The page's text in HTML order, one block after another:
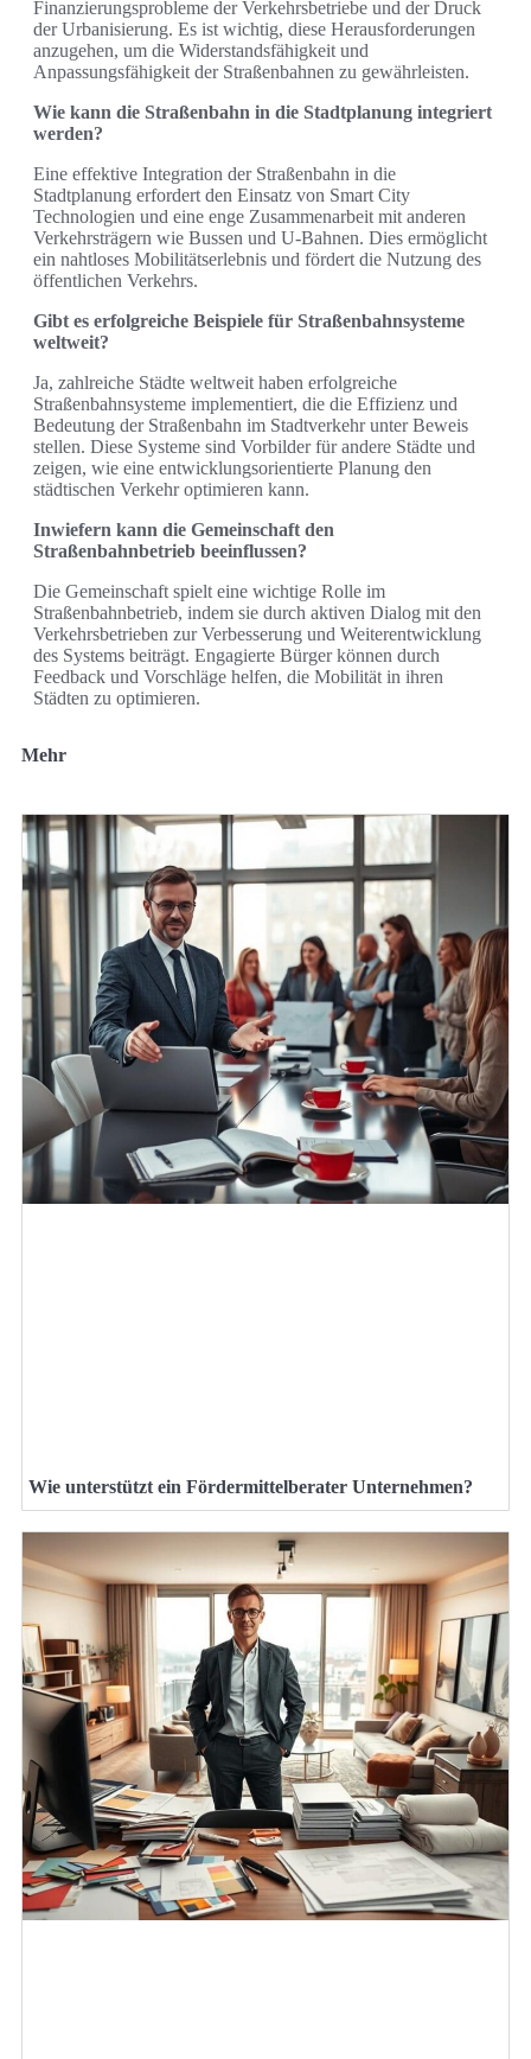
Finanzierungsprobleme der Verkehrsbetriebe und der Druck
der Urbanisierung. Es ist wichtig, diese Herausforderungen
anzugehen, um die Widerstandsfähigkeit und
Anpassungsfähigkeit der Straßenbahnen zu gewährleisten.
Wie kann die Straßenbahn in die Stadtplanung integriert
werden?
Eine effektive Integration der Straßenbahn in die
Stadtplanung erfordert den Einsatz von Smart City
Technologien und eine enge Zusammenarbeit mit anderen
Verkehrsträgern wie Bussen und U-Bahnen. Dies ermöglicht
ein nahtloses Mobilitätserlebnis und fördert die Nutzung des
öffentlichen Verkehrs.
Gibt es erfolgreiche Beispiele für Straßenbahnsysteme
weltweit?
Ja, zahlreiche Städte weltweit haben erfolgreiche
Straßenbahnsysteme implementiert, die die Effizienz und
Bedeutung der Straßenbahn im Stadtverkehr unter Beweis
stellen. Diese Systeme sind Vorbilder für andere Städte und
zeigen, wie eine entwicklungsorientierte Planung den
städtischen Verkehr optimieren kann.
Inwiefern kann die Gemeinschaft den
Straßenbahnbetrieb beeinflussen?
Die Gemeinschaft spielt eine wichtige Rolle im
Straßenbahnbetrieb, indem sie durch aktiven Dialog mit den
Verkehrsbetrieben zur Verbesserung und Weiterentwicklung
des Systems beiträgt. Engagierte Bürger können durch
Feedback und Vorschläge helfen, die Mobilität in ihren
Städten zu optimieren.
Mehr
Wie unterstützt ein Fördermittelberater Unternehmen?